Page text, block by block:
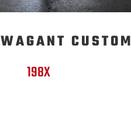
CUSTOM
198X